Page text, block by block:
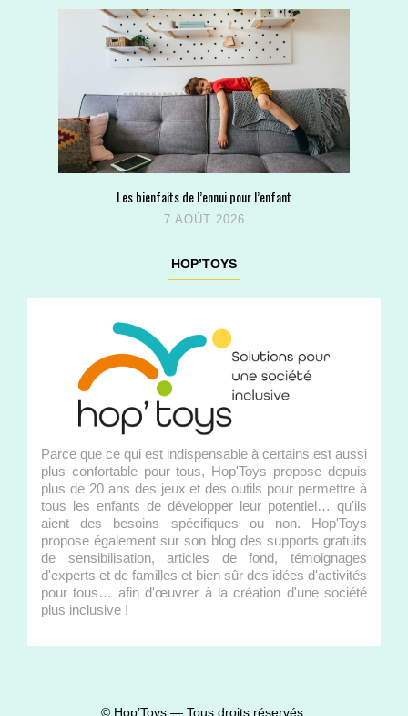
Les bienfaits de l’ennui pour l’enfant
7 AOÛT 2026
HOP’TOYS
Parce que ce qui est indispensable à certains est aussi
plus confortable pour tous, Hop'Toys propose depuis
plus de 20 ans des jeux et des outils pour permettre à
tous les enfants de développer leur potentiel… qu'ils
aient des besoins spécifiques ou non. Hop'Toys
propose également sur son blog des supports gratuits
de sensibilisation, articles de fond, témoignages
d'experts et de familles et bien sûr des idées d'activités
pour tous… afin d'œuvrer à la création d'une société
plus inclusive !
© Hop’Toys — Tous droits réservés.